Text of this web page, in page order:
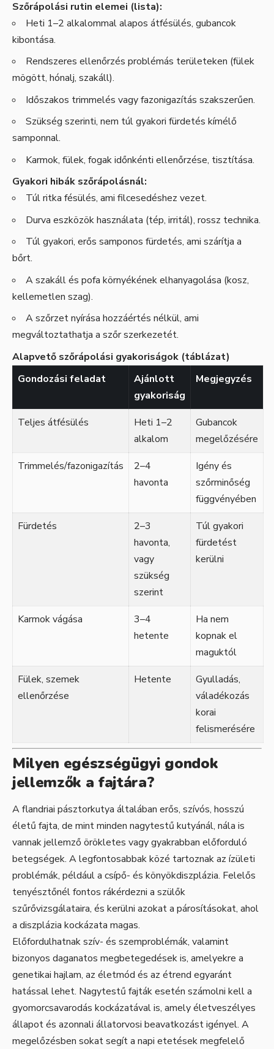
Szőrápolási rutin elemei (lista):
Heti 1–2 alkalommal alapos átfésülés, gubancok
kibontása.
Rendszeres ellenőrzés problémás területeken (fülek
mögött, hónalj, szakáll).
Időszakos trimmelés vagy fazonigazítás szakszerűen.
Szükség szerinti, nem túl gyakori fürdetés kímélő
samponnal.
Karmok, fülek, fogak időnkénti ellenőrzése, tisztítása.
Gyakori hibák szőrápolásnál:
Túl ritka fésülés, ami filcesedéshez vezet.
Durva eszközök használata (tép, irritál), rossz technika.
Túl gyakori, erős samponos fürdetés, ami szárítja a
bőrt.
A szakáll és pofa környékének elhanyagolása (kosz,
kellemetlen szag).
A szőrzet nyírása hozzáértés nélkül, ami
megváltoztathatja a szőr szerkezetét.
Alapvető szőrápolási gyakoriságok (táblázat)
Gondozási feladat
Ajánlott
gyakoriság
Megjegyzés
Teljes átfésülés
Heti 1–2
alkalom
Gubancok
megelőzésére
Trimmelés/fazonigazítás
2–4
havonta
Igény és
szőrminőség
függvényében
Fürdetés
2–3
havonta,
vagy
szükség
szerint
Túl gyakori
fürdetést
kerülni
Karmok vágása
3–4
hetente
Ha nem
kopnak el
maguktól
Fülek, szemek
ellenőrzése
Hetente
Gyulladás,
váladékozás
korai
felismerésére
Milyen egészségügyi gondok
jellemzők a fajtára?
A flandriai pásztorkutya általában erős, szívós, hosszú
életű fajta, de mint minden nagytestű kutyánál, nála is
vannak jellemző örökletes vagy gyakrabban előforduló
betegségek. A legfontosabbak közé tartoznak az ízületi
problémák, például a csípő- és könyökdiszplázia. Felelős
tenyésztőnél fontos rákérdezni a szülők
szűrővizsgálataira, és kerülni azokat a párosításokat, ahol
a diszplázia kockázata magas.
Előfordulhatnak szív- és szemproblémák, valamint
bizonyos daganatos megbetegedések is, amelyekre a
genetikai hajlam, az életmód és az étrend egyaránt
hatással lehet. Nagytestű fajták esetén számolni kell a
gyomorcsavarodás kockázatával is, amely életveszélyes
állapot és azonnali állatorvosi beavatkozást igényel. A
megelőzésben sokat segít a napi etetések megfelelő